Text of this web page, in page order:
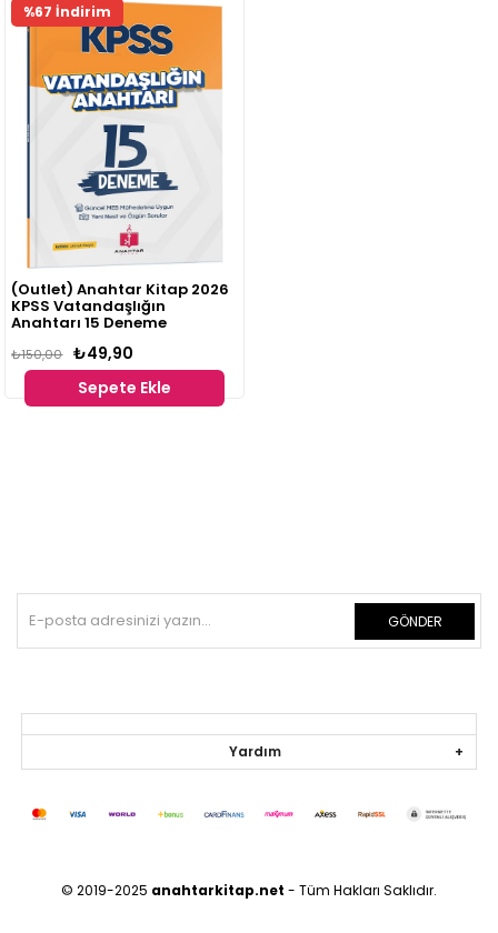
(Outlet) Anahtar Kitap 2026
KPSS Vatandaşlığın
Anahtarı 15 Deneme
₺49,90
₺150,00
Sepete Ekle
%67 İndirim
GÖNDER
Yardım
© 2019-2025 anahtarkitap.net - Tüm Hakları Saklıdır.